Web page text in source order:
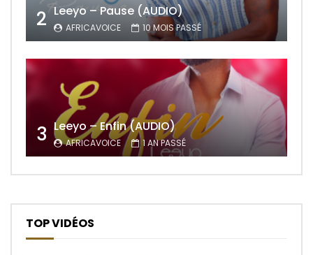
2 Leeyo – Pause (AUDIO)
AFRICAVOICE 10 MOIS PASSÉ
3 Leeyo – Enfin (AUDIO)
AFRICAVOICE 1 AN PASSÉ
TOP VIDÉOS